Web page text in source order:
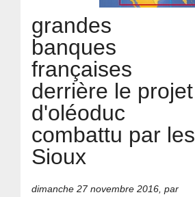
grandes
banques
françaises
derrière le projet
d'oléoduc
combattu par les
Sioux
dimanche 27 novembre 2016,par